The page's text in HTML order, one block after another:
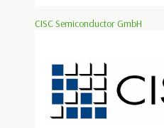
CISC Semiconductor GmbH